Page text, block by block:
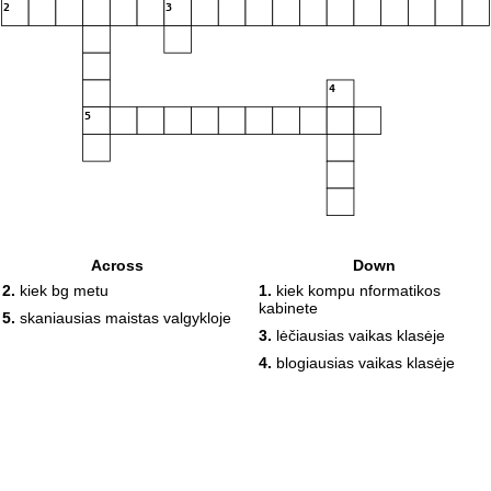
2 3
4
5
Across
2. kiek bg metu
5. skaniausias maistas valgykloje
Down
1. kiek kompu nformatikos
kabinete
3. lėčiausias vaikas klasėje
4. blogiausias vaikas klasėje